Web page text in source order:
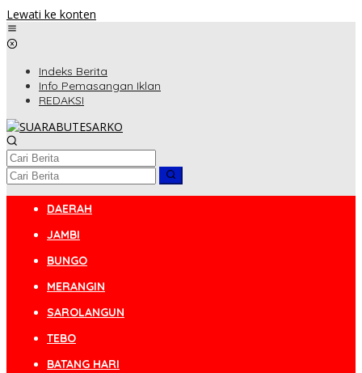
Lewati ke konten
Indeks Berita
Info Pemasangan Iklan
REDAKSI
DAERAH
JAMBI
BUNGO
MERANGIN
SAROLANGUN
TEBO
BATANG HARI